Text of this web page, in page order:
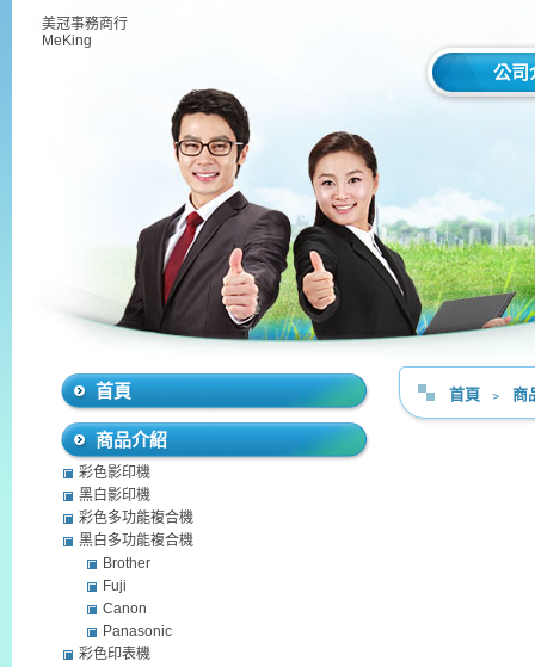
美冠事務商行
MeKing
公司
首頁 ﹥ 商
首頁
商品介紹
彩色影印機
黑白影印機
彩色多功能複合機
黑白多功能複合機
Brother
Fuji
Canon
Panasonic
彩色印表機